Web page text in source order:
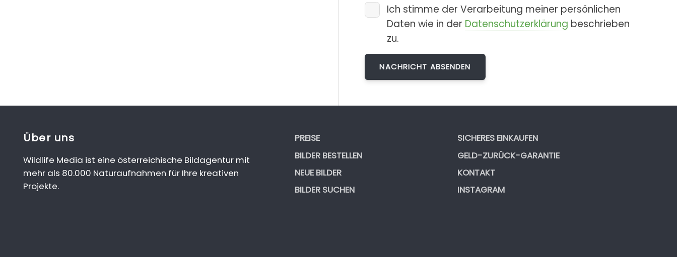
Ich stimme der Verarbeitung meiner persönlichen
Daten wie in der Datenschutzerklärung beschrieben
zu.
Über uns
Wildlife Media ist eine österreichische Bildagentur mit
mehr als 80.000 Naturaufnahmen für Ihre kreativen
Projekte.
PREISE
BILDER BESTELLEN
NEUE BILDER
BILDER SUCHEN
SICHERES EINKAUFEN
GELD-ZURÜCK-GARANTIE
KONTAKT
INSTAGRAM